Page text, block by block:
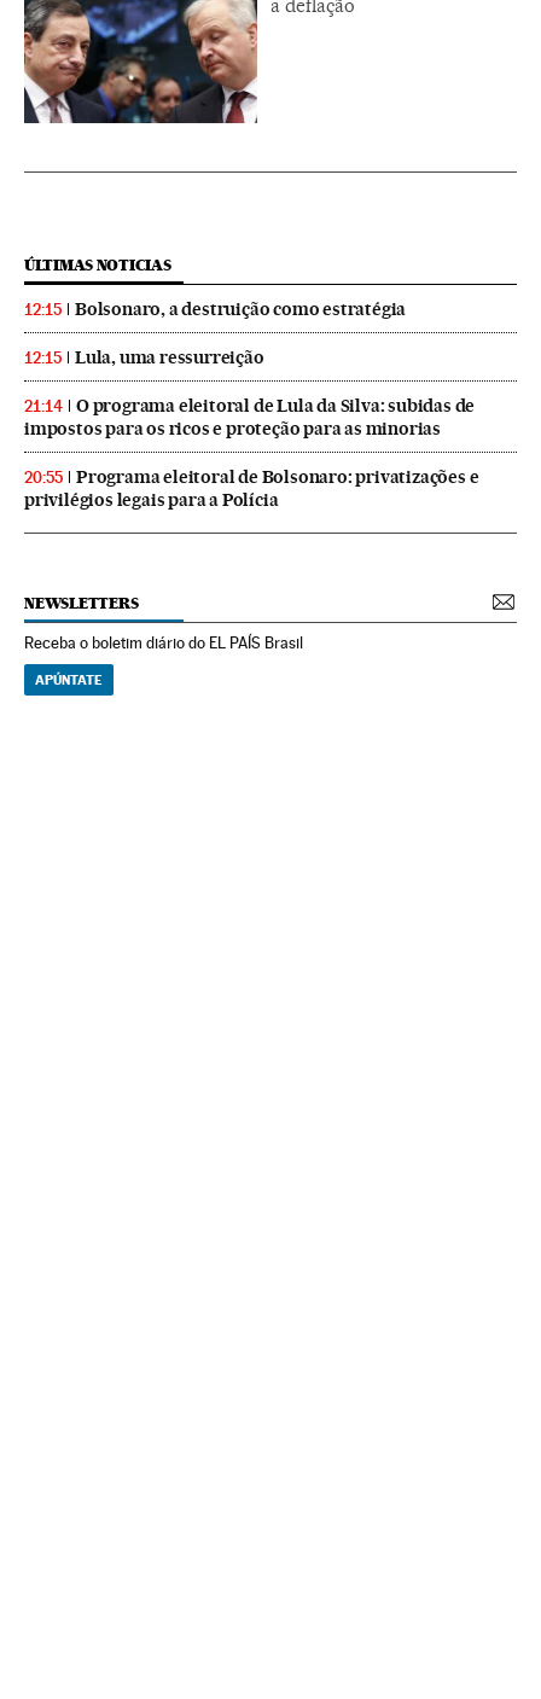
a deflação
ÚLTIMAS NOTICIAS
12:15 Bolsonaro, a destruição como estratégia
12:15 Lula, uma ressurreição
21:14
O programa eleitoral de Lula da Silva: subidas de
impostos para os ricos e proteção para as minorias
20:55
Programa eleitoral de Bolsonaro: privatizações e
privilégios legais para a Polícia
NEWSLETTERS
Receba o boletim diário do EL PAÍS Brasil
APÚNTATE